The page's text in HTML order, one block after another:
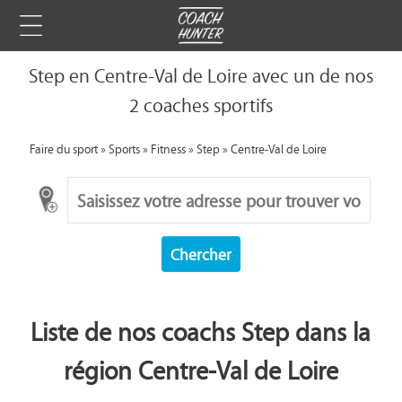
Step en Centre-Val de Loire avec un de nos
2 coaches sportifs
Faire du sport»Sports»Fitness»Step»Centre-Val de Loire
Chercher
Liste de nos coachs Step dans la
région Centre-Val de Loire